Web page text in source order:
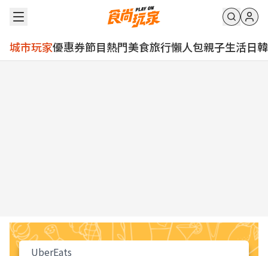
城市玩家優惠券節目熱門美食旅行懶人包親子生活日韓